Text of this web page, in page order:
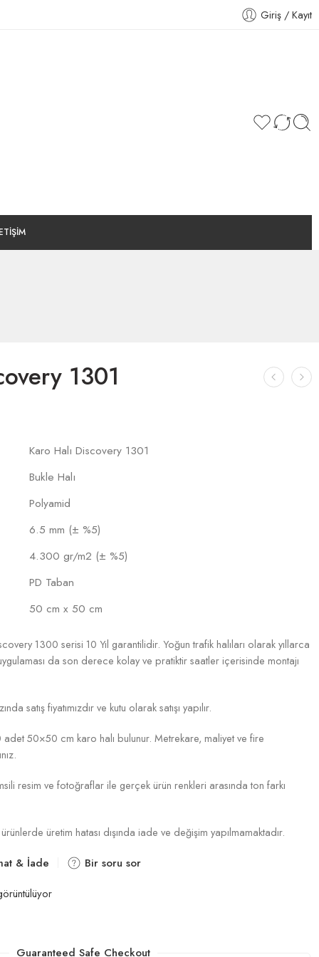
Giriş / Kayıt
1301
Karo Halı Discovery 1301
Bukle Halı
Polyamid
6.5 mm (± %5)
4.300 gr/m2 (± %5)
PD Taban
50 cm x 50 cm
1300 serisi 10 Yıl garantilidir. Yoğun trafik halıları olarak yıllarca
da son derece kolay ve pratiktir saatler içerisinde montajı
satış fiyatımızdır ve kutu olarak satışı yapılır.
adet 50×50 cm karo halı bulunur. Metrekare, maliyet ve fire
resim ve fotoğraflar ile gerçek ürün renkleri arasında ton farkı
üretim hatası dışında iade ve değişim yapılmamaktadır.
& İade
Bir soru sor
Guaranteed Safe Checkout